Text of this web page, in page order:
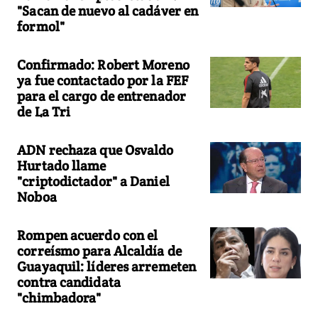
"Sacan de nuevo al cadáver en
formol"
Confirmado: Robert Moreno
ya fue contactado por la FEF
para el cargo de entrenador
de La Tri
ADN rechaza que Osvaldo
Hurtado llame
"criptodictador" a Daniel
Noboa
Rompen acuerdo con el
correísmo para Alcaldía de
Guayaquil: líderes arremeten
contra candidata
"chimbadora"